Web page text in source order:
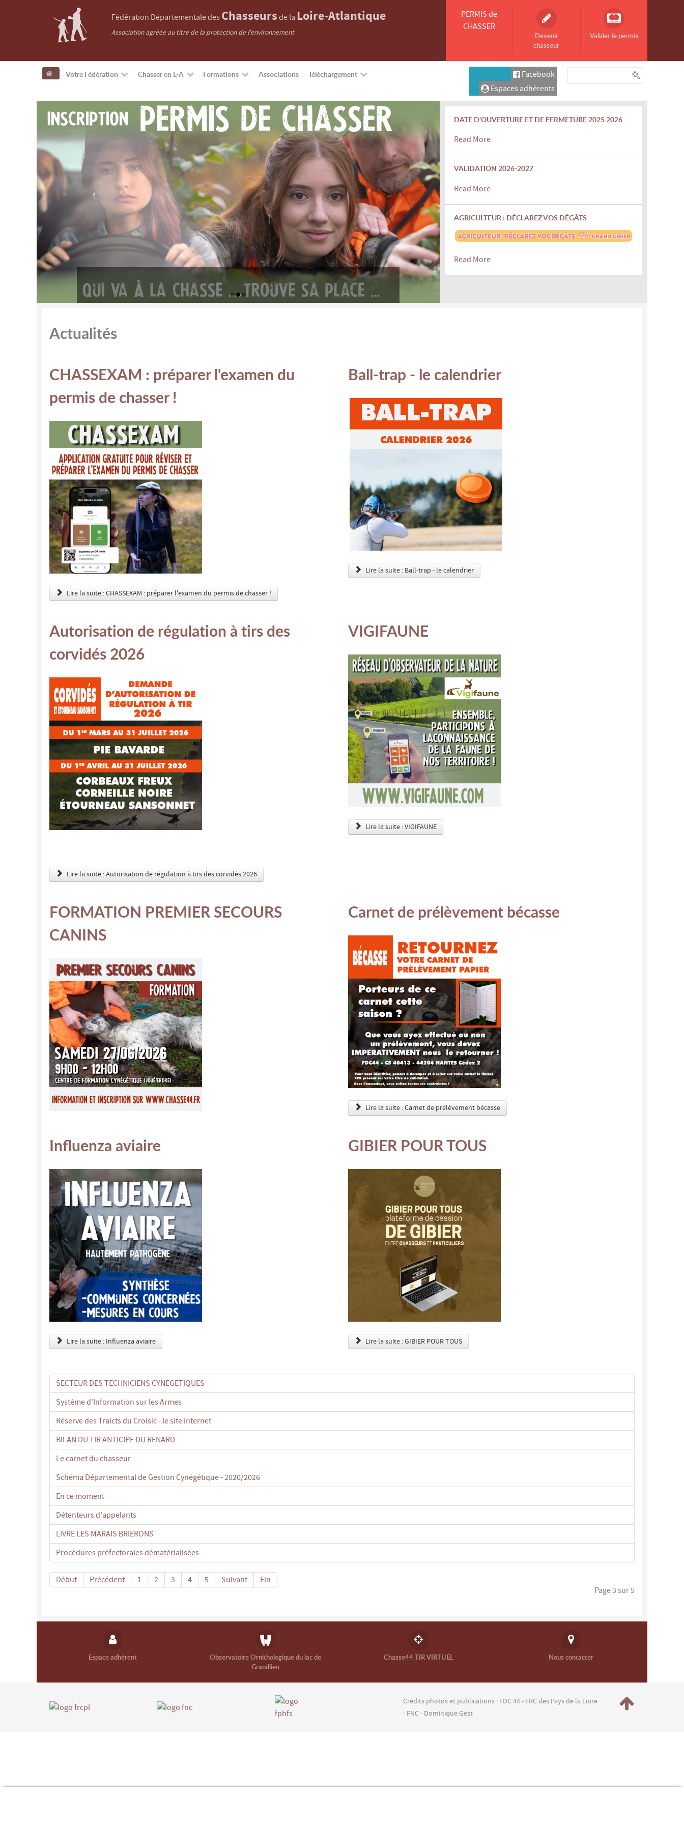
Fédération Départementale des Chasseurs de la Loire-Atlantique
Association agréée au titre de la protection de l'environnement
PERMIS de
CHASSER
Devenir
chasseur
Valider le permis
Votre Fédération Chasser en L-A Formations Associations Téléchargement
Facebook
Espaces adhérents
DATE D'OUVERTURE ET DE FERMETURE 2025 2026
Read More
VALIDATION 2026-2027
Read More
AGRICULTEUR : DÉCLAREZ VOS DÉGÂTS
Read More
Actualités
CHASSEXAM : préparer l'examen du
permis de chasser !
Lire la suite : CHASSEXAM : préparer l'examen du permis de chasser !
Ball-trap - le calendrier
Lire la suite : Ball-trap - le calendrier
Autorisation de régulation à tirs des
corvidés 2026
Lire la suite : Autorisation de régulation à tirs des corvidés 2026
VIGIFAUNE
Lire la suite : VIGIFAUNE
FORMATION PREMIER SECOURS
CANINS
Carnet de prélèvement bécasse
Lire la suite : Carnet de prélèvement bécasse
Influenza aviaire
Lire la suite : Influenza aviaire
GIBIER POUR TOUS
Lire la suite : GIBIER POUR TOUS
SECTEUR DES TECHNICIENS CYNEGETIQUES
Système d'Information sur les Armes
Réserve des Traicts du Croisic - le site internet
BILAN DU TIR ANTICIPE DU RENARD
Le carnet du chasseur
Schéma Départemental de Gestion Cynégétique - 2020/2026
En ce moment
Détenteurs d'appelants
LIVRE LES MARAIS BRIERONS
Procédures préfectorales dématérialisées
Page 3 sur 5
Début Précédent 1 2 3 4 5 Suivant Fin
Espace adhérent
Observatoire Ornithologique du lac de
Grandlieu
Chasse44 TIR VIRTUEL Nous contacter
Crédits photos et publications : FDC 44 - FRC des Pays de la Loire
- FNC - Dominique Gest